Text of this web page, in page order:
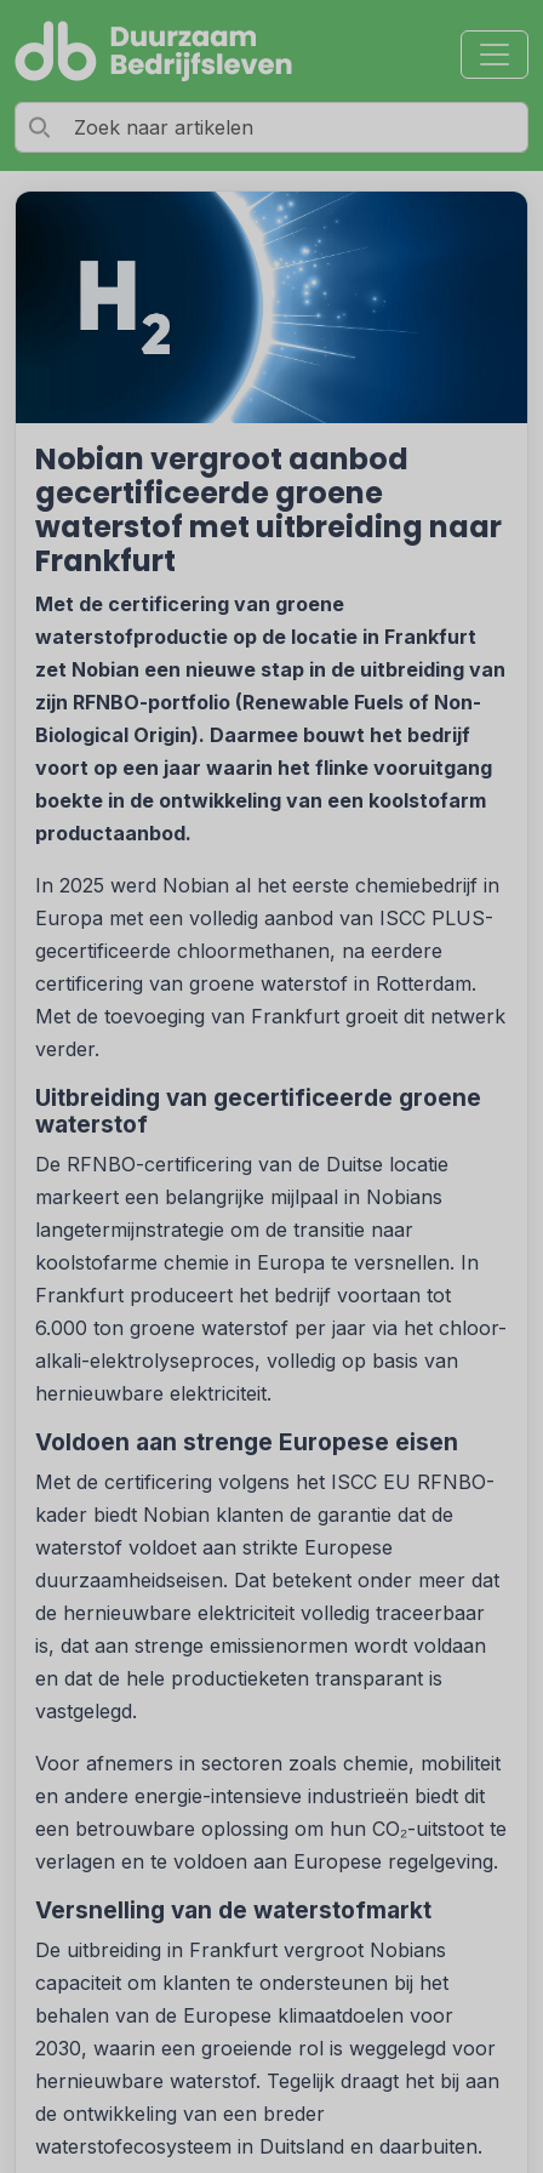
Nobian vergroot aanbod
gecertificeerde groene
waterstof met uitbreiding naar
Frankfurt
Met de certificering van groene
waterstofproductie op de locatie in Frankfurt
zet Nobian een nieuwe stap in de uitbreiding van
zijn RFNBO-portfolio (Renewable Fuels of Non-
Biological Origin). Daarmee bouwt het bedrijf
voort op een jaar waarin het flinke vooruitgang
boekte in de ontwikkeling van een koolstofarm
productaanbod.
In 2025 werd Nobian al het eerste chemiebedrijf in
Europa met een volledig aanbod van ISCC PLUS-
gecertificeerde chloormethanen, na eerdere
certificering van groene waterstof in Rotterdam.
Met de toevoeging van Frankfurt groeit dit netwerk
verder.
Uitbreiding van gecertificeerde groene
waterstof
De RFNBO-certificering van de Duitse locatie
markeert een belangrijke mijlpaal in Nobians
langetermijnstrategie om de transitie naar
koolstofarme chemie in Europa te versnellen. In
Frankfurt produceert het bedrijf voortaan tot
6.000 ton groene waterstof per jaar via het chloor-
alkali-elektrolyseproces, volledig op basis van
hernieuwbare elektriciteit.
Voldoen aan strenge Europese eisen
Met de certificering volgens het ISCC EU RFNBO-
kader biedt Nobian klanten de garantie dat de
waterstof voldoet aan strikte Europese
duurzaamheidseisen. Dat betekent onder meer dat
de hernieuwbare elektriciteit volledig traceerbaar
is, dat aan strenge emissienormen wordt voldaan
en dat de hele productieketen transparant is
vastgelegd.
Voor afnemers in sectoren zoals chemie, mobiliteit
en andere energie-intensieve industrieën biedt dit
een betrouwbare oplossing om hun CO₂-uitstoot te
verlagen en te voldoen aan Europese regelgeving.
Versnelling van de waterstofmarkt
De uitbreiding in Frankfurt vergroot Nobians
capaciteit om klanten te ondersteunen bij het
behalen van de Europese klimaatdoelen voor
2030, waarin een groeiende rol is weggelegd voor
hernieuwbare waterstof. Tegelijk draagt het bij aan
de ontwikkeling van een breder
waterstofecosysteem in Duitsland en daarbuiten.